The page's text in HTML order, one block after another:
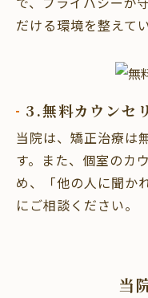
だける環境を整えてい
3.無料カウンセ
当院は、矯正治療は
す。また、個室のカ
め、「他の人に聞か
にご相談ください。
当